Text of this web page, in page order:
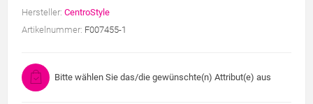
Hersteller: CentroStyle
Artikelnummer: F007455-1
Bitte wählen Sie das/die gewünschte(n) Attribut(e) aus